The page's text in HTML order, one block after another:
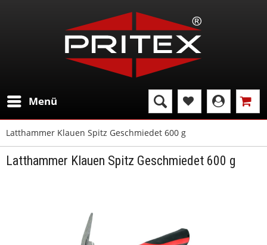
Menü
Latthammer Klauen Spitz Geschmiedet 600 g
Latthammer Klauen Spitz Geschmiedet 600 g